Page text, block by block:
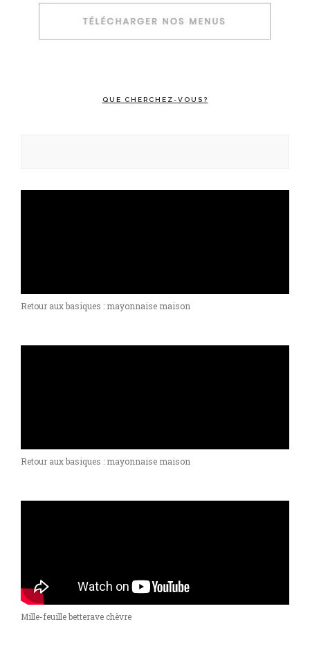
QUE CHERCHEZ-VOUS?
Retour aux basiques : mayonnaise maison
Retour aux basiques : mayonnaise maison
Mille-feuille betterave chèvre